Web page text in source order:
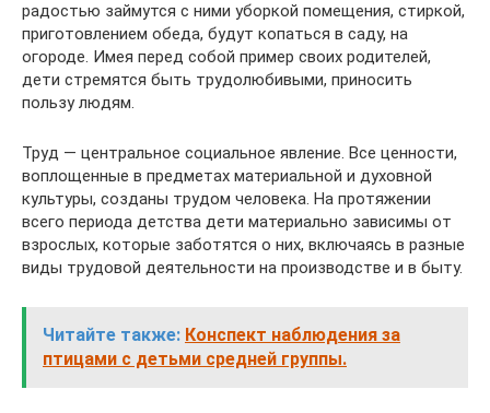
радостью займутся с ними уборкой помещения, стиркой,
приготовлением обеда, будут копаться в саду, на
огороде. Имея перед собой пример своих родителей,
дети стремятся быть трудолюбивыми, приносить
пользу людям.
Труд — центральное социальное явление. Все ценности,
воплощенные в предметах материальной и духовной
культуры, созданы трудом человека. На протяжении
всего периода детства дети материально зависимы от
взрослых, которые заботятся о них, включаясь в разные
виды трудовой деятельности на производстве и в быту.
Читайте также: Конспект наблюдения за
птицами с детьми средней группы.